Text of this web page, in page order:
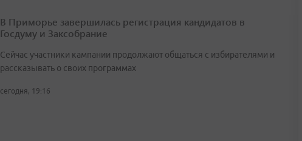
В Приморье завершилась регистрация кандидатов в
Госдуму и Заксобрание
Сейчас участники кампании продолжают общаться с избирателями и
рассказывать о своих программах
сегодня, 19:16